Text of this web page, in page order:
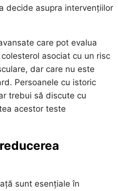
decide asupra intervențiilor
care pot evalua
asociat cu un risc
dar care nu este
Persoanele cu istoric
trebui să discute cu
acestor teste
sunt esențiale în